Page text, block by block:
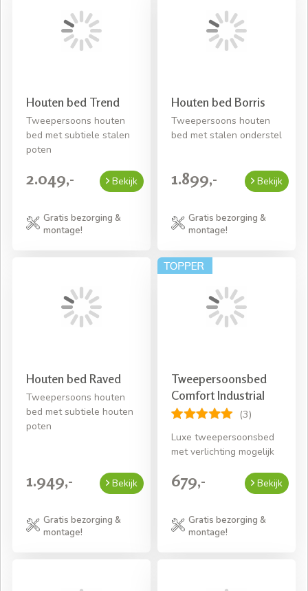
Houten bed Trend
Tweepersoons houten
bed met subtiele stalen
poten
2.049,- Bekijk
Gratis bezorging &
montage!
Houten bed Borris
Tweepersoons houten
bed met stalen onderstel
1.899,- Bekijk
Gratis bezorging &
montage!
Houten bed Raved
Tweepersoons houten
bed met subtiele houten
poten
1.949,- Bekijk
Gratis bezorging &
montage!
Tweepersoonsbed
Comfort Industrial
(3)
Luxe tweepersoonsbed
met verlichting mogelijk
679,- Bekijk
Gratis bezorging &
montage!